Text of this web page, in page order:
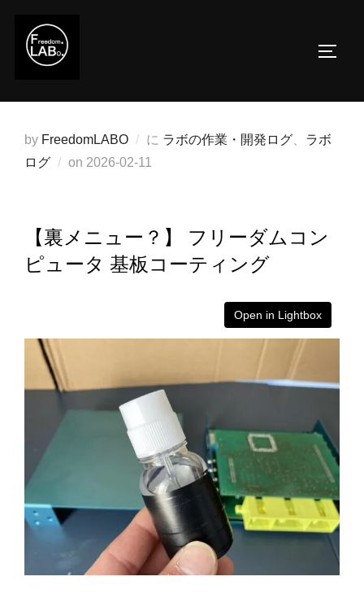
ツ
by FreedomLABO に ラボの作業・開発ログ
ラボ
ログ
on 投
2026-02-11
【裏メニュー？】 フリーダムコン
ピュータ 基板コーティング
Open in Lightbox